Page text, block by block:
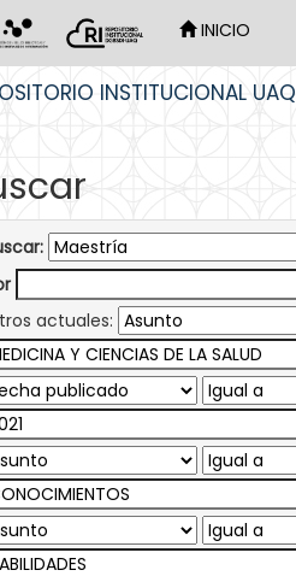
INICIO
INSTITUCIONAL UAQ
actuales: